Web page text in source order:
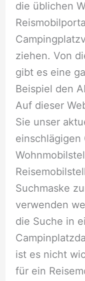
die üblichen
ziehen. Von
gibt es eine
Beispiel den
Auf dieser
Sie unser
einschlägigen
Suchmaske
verwenden
die Suche in
ist es nicht
für ein